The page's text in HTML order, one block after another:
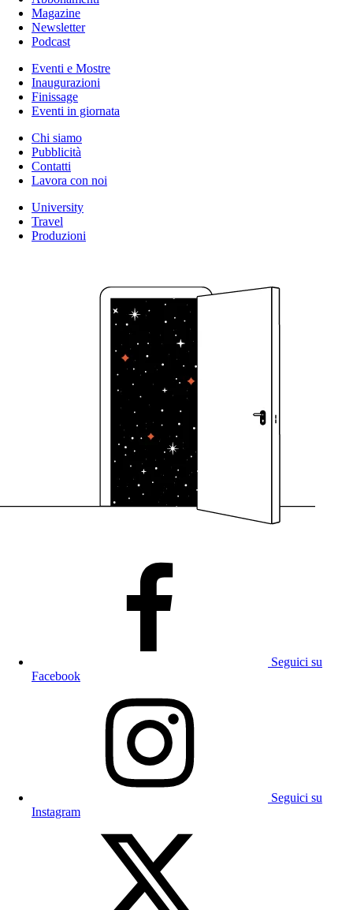
Magazine
Newsletter
Podcast
Eventi e Mostre
Inaugurazioni
Finissage
Eventi in giornata
Chi siamo
Pubblicità
Contatti
Lavora con noi
University
Travel
Produzioni
Seguici su
Facebook
Seguici su
Instagram